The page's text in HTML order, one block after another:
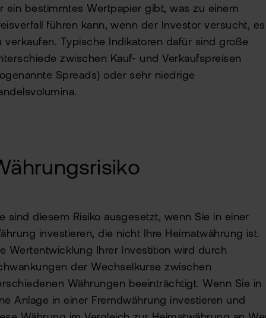
ein bestimmtes Wertpapier gibt, was zu einem
führen kann, wenn der Investor versucht, es
verkaufen. Typische Indikatoren dafür sind große
zwischen Kauf- und Verkaufspreisen
Spreads) oder sehr niedrige
sind diesem Risiko ausgesetzt, wenn Sie in einer
investieren, die nicht Ihre Heimatwährung ist.
Wertentwicklung Ihrer Investition wird durch
der Wechselkurse zwischen
Währungen beeinträchtigt. Wenn Sie in
Anlage in einer Fremdwährung investieren und